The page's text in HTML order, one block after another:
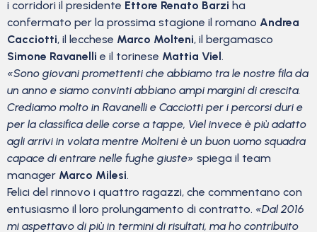
i corridori il presidente Ettore Renato Barzi ha
confermato per la prossima stagione il romano Andrea
Cacciotti, il lecchese Marco Molteni, il bergamasco
Simone Ravanelli e il torinese Mattia Viel.
«Sono giovani promettenti che abbiamo tra le nostre fila da
un anno e siamo convinti abbiano ampi margini di crescita.
Crediamo molto in Ravanelli e Cacciotti per i percorsi duri e
per la classifica delle corse a tappe, Viel invece è più adatto
agli arrivi in volata mentre Molteni è un buon uomo squadra
capace di entrare nelle fughe giuste» spiega il team
manager Marco Milesi.
Felici del rinnovo i quattro ragazzi, che commentano con
entusiasmo il loro prolungamento di contratto. «Dal 2016
mi aspettavo di più in termini di risultati, ma ho contribuito